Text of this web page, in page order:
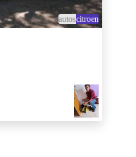
autoscitroen